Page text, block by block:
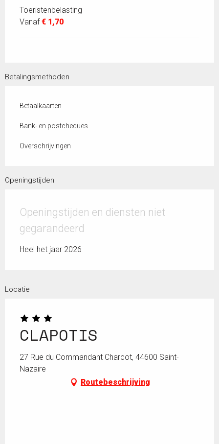
Toeristenbelasting
Vanaf€ 1,70
Betalingsmethoden
Betaalkaarten
Bank- en postcheques
Overschrijvingen
Openingstijden
Openingstijden en diensten niet
gegarandeerd
Heel het jaar 2026
Locatie
CLAPOTIS
27 Rue du Commandant Charcot, 44600 Saint-
Nazaire
Routebeschrijving